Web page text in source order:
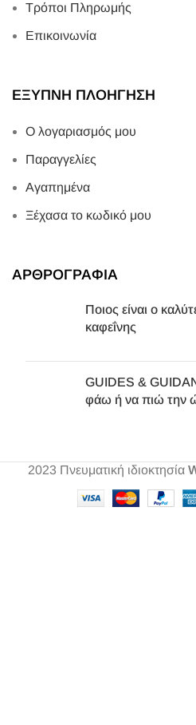
Τρόποι Πληρωμής
Επικοινωνία
ΕΞΥΠΝΗ ΠΛΟΗΓΗΣΗ
Ο λογαριασμός μου
Παραγγελίες
Αγαπημένα
Ξέχασα το κωδικό μου
ΑΡΘΡΟΓΡΑΦΙΑ
Ποιος είναι ο
καφεΐνης
GUIDES &
φάω ή να πιώ την
2023 Πνευματική ιδιοκτησία